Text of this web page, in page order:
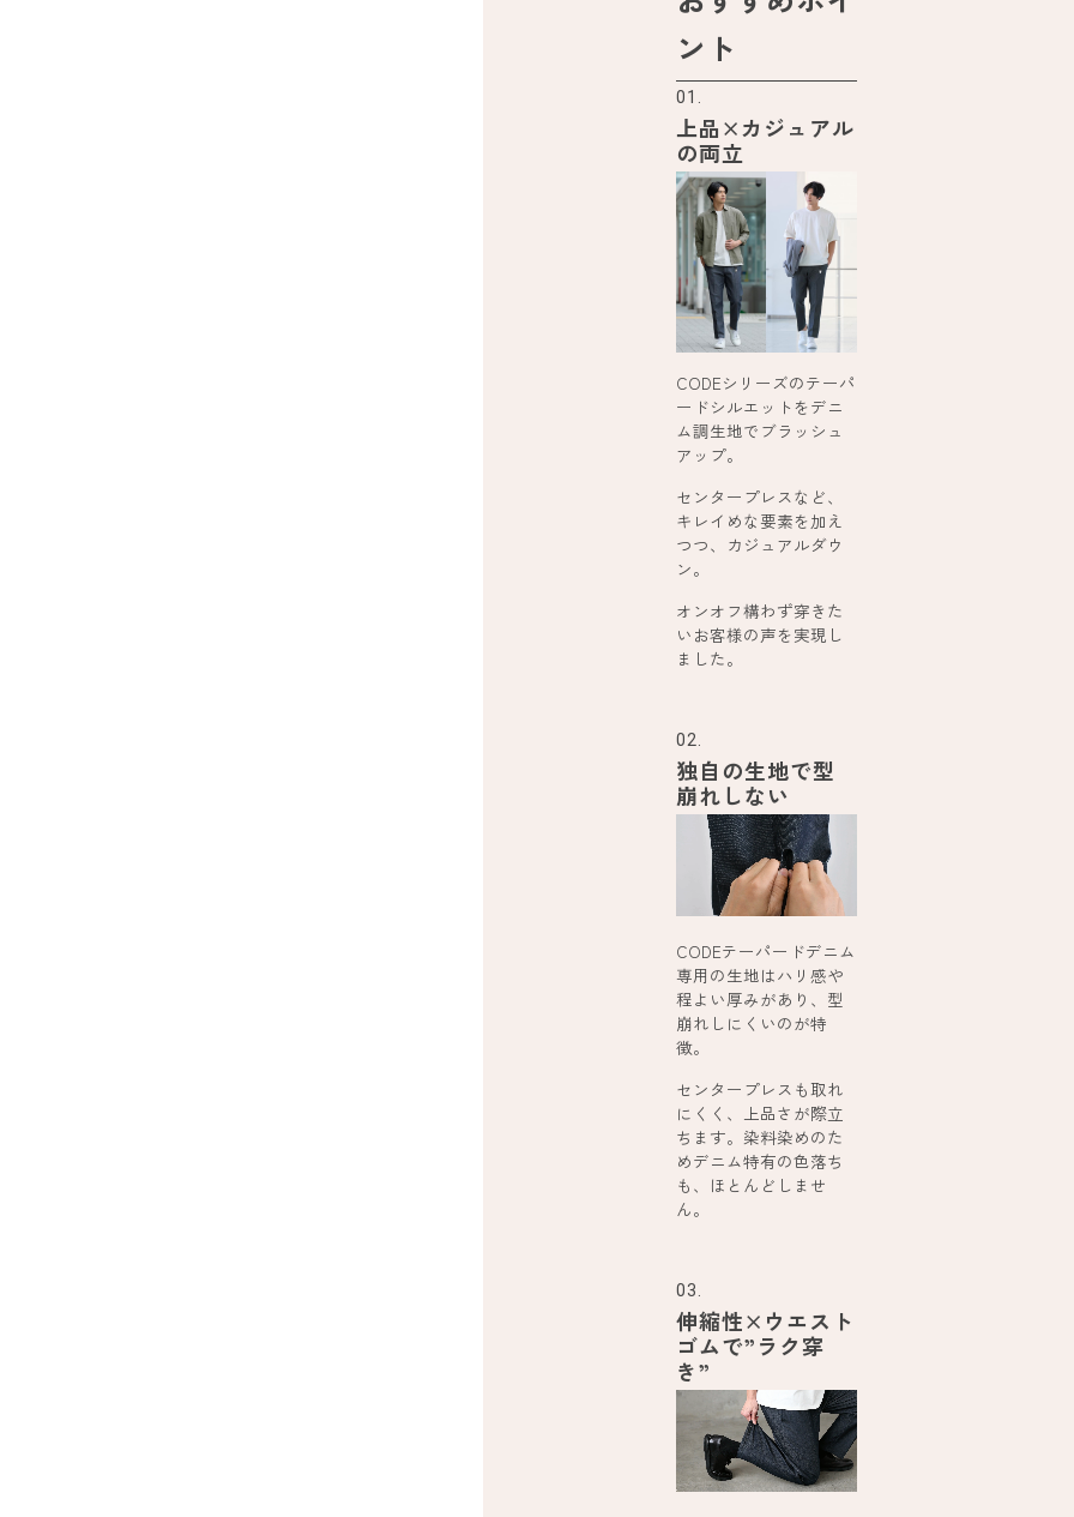
ント
01.
上品×カジュアル
の両立
CODEシリーズのテーパ
ードシルエットをデニ
ム調生地でブラッシュ
アップ。
センタープレスなど、
キレイめな要素を加え
つつ、カジュアルダウ
ン。
オンオフ構わず穿きた
いお客様の声を実現し
ました。
02.
独自の生地で型
崩れしない
CODEテーパードデニム
専用の生地はハリ感や
程よい厚みがあり、型
崩れしにくいのが特
徴。
センタープレスも取れ
にくく、上品さが際立
ちます。染料染めのた
めデニム特有の色落ち
も、ほとんどしませ
ん。
03.
伸縮性×ウエスト
ゴムで”ラク穿
き”